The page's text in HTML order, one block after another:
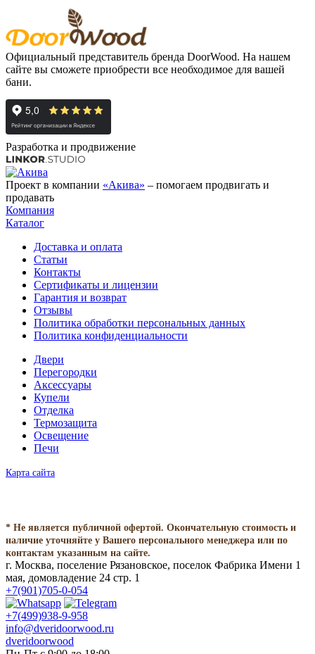
Официальный представитель бренда DoorWood. На нашем
сайте вы сможете приобрести все необходимое для вашей
бани.
Разработка и продвижение
Проект в компании «Акива» – помогаем продвигать и
продавать
Компания
Каталог
Доставка и оплата
Статьи
Контакты
Сертификаты и лицензии
Гарантия и возврат
Отзывы
Политика обработки персональных данных
Политика конфиденциальности
Двери
Перегородки
Аксессуары
Купели
Отделка
Термозащита
Освещение
Печи
Карта сайта
* Не является публичной офертой. Окончательную стоимость и
наличие уточняйте у Вашего персонального менеджера или по
контактам указанным на сайте.
г. Москва, поселение Рязановское, поселок Фабрика Имени 1
мая, домовладение 24 стр. 1
+7(901)705-0-054
+7(499)938-9-958
info@dveridoorwood.ru
dveridoorwood